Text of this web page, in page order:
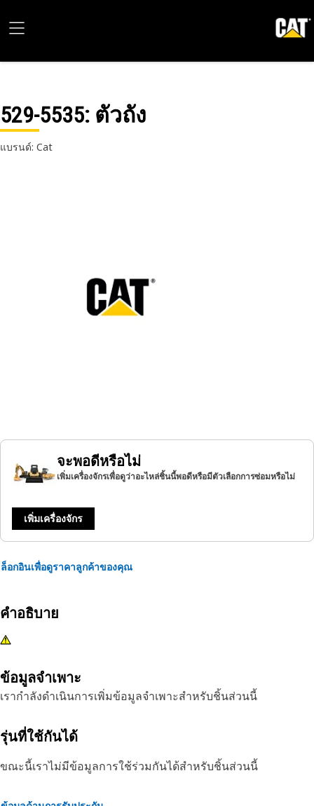
529-5535: ตัวถัง
แบรนด์: Cat
จะพอดีหรือไม่
เพิ่มเครื่องจักรเพื่อดูว่าอะไหล่ชิ้นนี้พอดีหรือมีตัวเลือกการซ่อมหรือไม่
เพิ่มเครื่องจักร
ล็อกอินเพื่อดูราคาลูกค้าของคุณ
คำอธิบาย
ข้อมูลจำเพาะ
เรากำลังดำเนินการเพิ่มข้อมูลจำเพาะสำหรับชิ้นส่วนนี้
รุ่นที่ใช้กันได้
ขณะนี้เราไม่มีข้อมูลการใช้ร่วมกันได้สำหรับชิ้นส่วนนี้